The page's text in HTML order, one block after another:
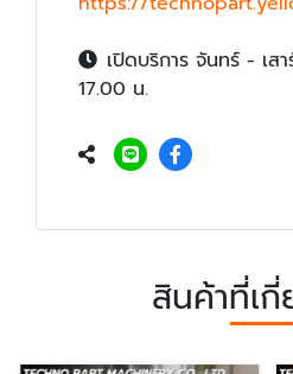
เปิดบริการ จันทร์ - เส
17.00 น.
สินค้าที่เ